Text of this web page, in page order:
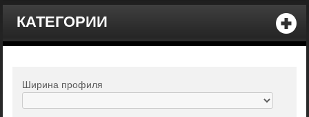
КАТЕГОРИИ
Ширина профиля